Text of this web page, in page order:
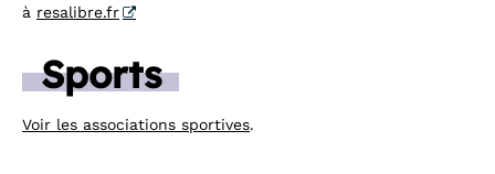
à resalibre.fr
Sports
Voir les associations sportives.